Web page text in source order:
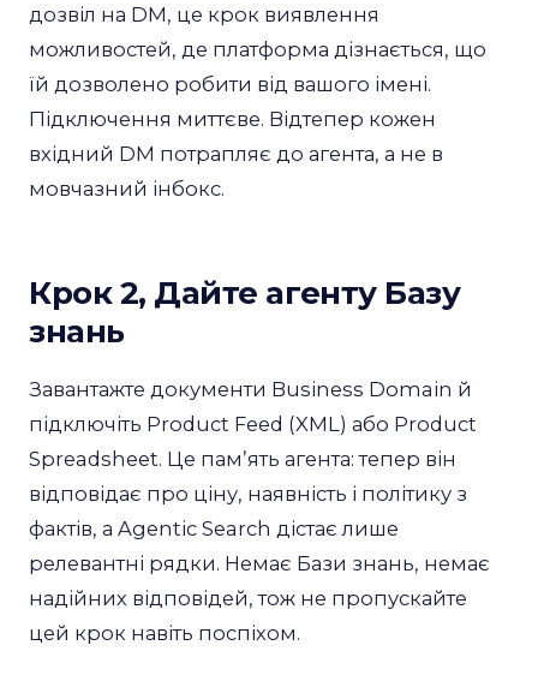
дозвіл на DM, це крок виявлення
можливостей, де платформа дізнається, що
їй дозволено робити від вашого імені.
Підключення миттєве. Відтепер кожен
вхідний DM потрапляє до агента, а не в
мовчазний інбокс.
Крок 2, Дайте агенту Базу
знань
Завантажте документи Business Domain й
підключіть Product Feed (XML) або Product
Spreadsheet. Це памʼять агента: тепер він
відповідає про ціну, наявність і політику з
фактів, а Agentic Search дістає лише
релевантні рядки. Немає Бази знань, немає
надійних відповідей, тож не пропускайте
цей крок навіть поспіхом.